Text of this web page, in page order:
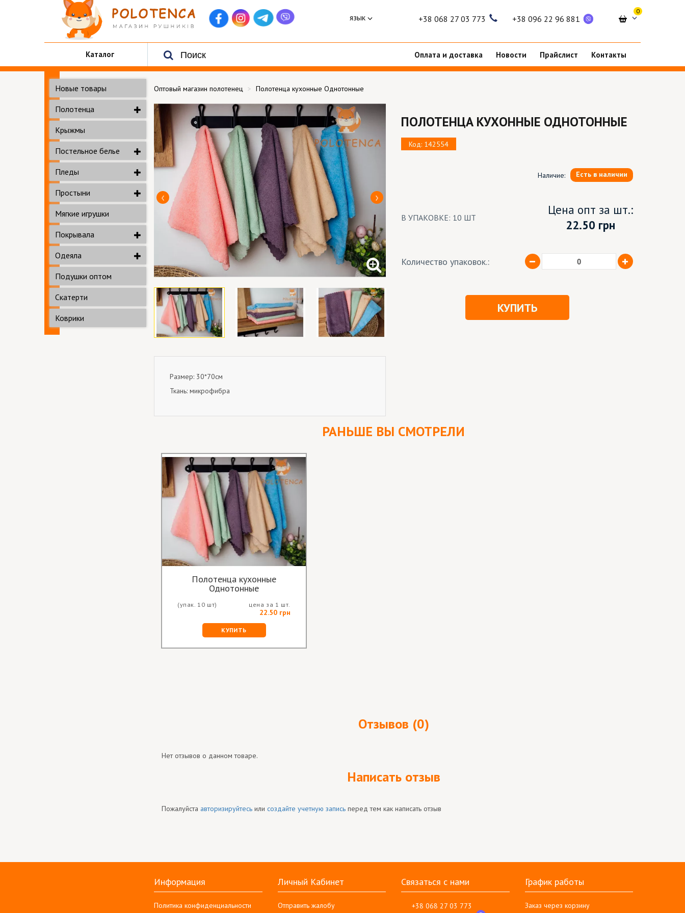
язык +38 068 27 03 773 +38 096 22 96 881
0
Каталог Оплата и доставка Новости Прайслист Контакты
Новые товары
Полотенца
Крыжмы
Постельное белье
Пледы
Простыни
Мягкие игрушки
Покрывала
Одеяла
Подушки оптом
Скатерти
Коврики
Оптовый магазин полотенец Полотенца кухонные Однотонные
Размер: 30*70см
Ткань: микрофибра
ПОЛОТЕНЦА КУХОННЫЕ ОДНОТОННЫЕ
Код: 142554
Наличие: Есть в наличии
В УПАКОВКЕ: 10 ШТ
Цена опт за шт.:
22.50 грн
Количество упаковок.:
КУПИТЬ
РАНЬШЕ ВЫ СМОТРЕЛИ
Полотенца кухонные
Однотонные
(упак. 10 шт) цена за 1 шт.
22.50 грн
КУПИТЬ
Отзывов (0)
Нет отзывов о данном товаре.
Написать отзыв
Пожалуйста авторизируйтесь или создайте учетную запись перед тем как написать отзыв
Информация
Политика конфиденциальности
Личный Кабинет
Отправить жалобу
Связаться с нами
+38 068 27 03 773
График работы
Заказ через корзину